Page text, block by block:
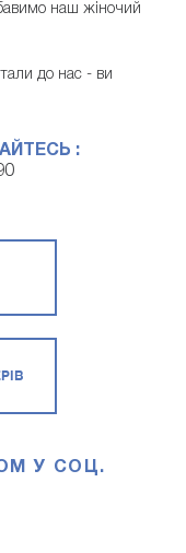
наш жіночий
до нас - ви
:
У СОЦ.